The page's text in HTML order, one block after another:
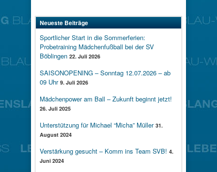
Neueste Beiträge
Sportlicher Start in die Sommerferien:
Probetraining Mädchenfußball bei der SV
Böblingen 22. Juli 2026
SAISONOPENING – Sonntag 12.07.2026 – ab
09 Uhr 9. Juli 2026
Mädchenpower am Ball – Zukunft beginnt jetzt!
26. Juli 2025
Unterstützung für Michael “Micha” Müller 31.
August 2024
Verstärkung gesucht – Komm ins Team SVB! 4.
Juni 2024